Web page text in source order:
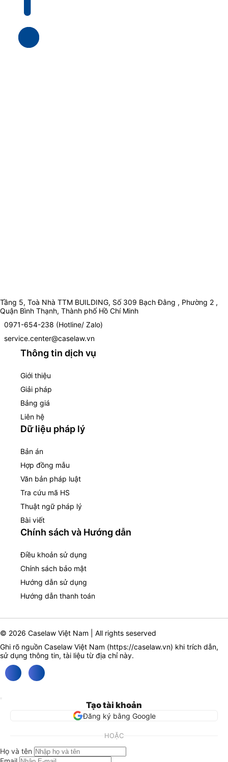
Tầng 5, Toà Nhà TTM BUILDING, Số 309 Bạch Đằng , Phường 2 ,
Quận Bình Thạnh, Thành phố Hồ Chí Minh
0971-654-238 (Hotline/ Zalo)
service.center@caselaw.vn
Thông tin dịch vụ
Giới thiệu
Giải pháp
Bảng giá
Liên hệ
Dữ liệu pháp lý
Bản án
Hợp đồng mẫu
Văn bản pháp luật
Tra cứu mã HS
Thuật ngữ pháp lý
Bài viết
Chính sách và Hướng dẫn
Điều khoản sử dụng
Chính sách bảo mật
Hướng dẫn sử dụng
Hướng dẫn thanh toán
© 2026 Caselaw Việt Nam | All rights seserved
Ghi rõ nguồn Caselaw Việt Nam (https://caselaw.vn) khi trích dẫn,
sử dụng thông tin, tài liệu từ địa chỉ này.
Tạo tài khoản
Đăng ký bằng Google
HOẶC
Họ và tên